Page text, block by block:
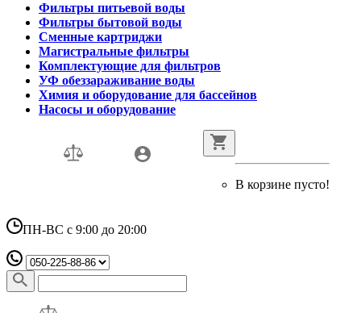
Фильтры питьевой воды
Фильтры бытовой воды
Сменные картриджи
Магистральные фильтры
Комплектующие для фильтров
УФ обеззараживание воды
Химия и оборудование для бассейнов
Насосы и оборудование
В корзине пусто!
ПН-ВС с 9:00 до 20:00